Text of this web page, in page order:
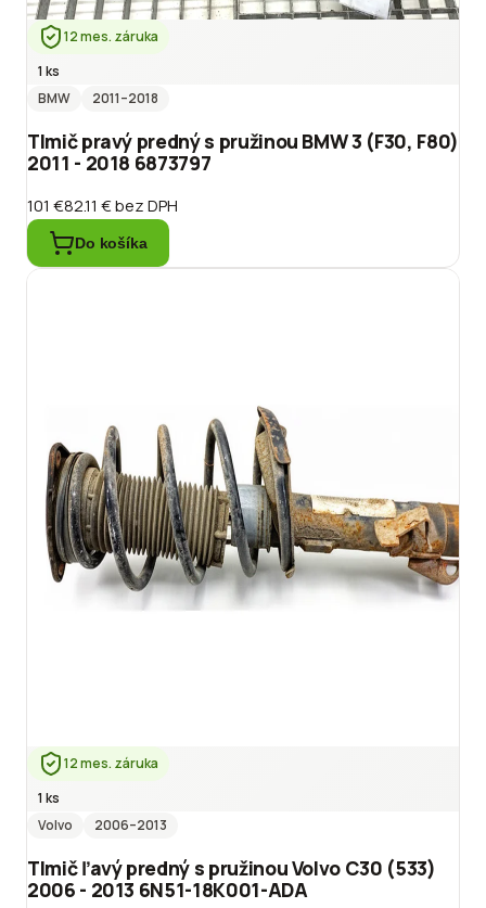
12 mes. záruka
1 ks
BMW
2011–2018
Tlmič pravý predný s pružinou BMW 3 (F30, F80)
2011 - 2018 6873797
101 €82.11 €bez DPH
Do košíka
12 mes. záruka
1 ks
Volvo
2006–2013
Tlmič ľavý predný s pružinou Volvo C30 (533)
2006 - 2013 6N51-18K001-ADA